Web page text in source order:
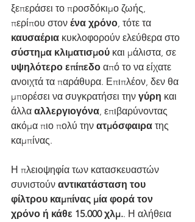
ξεπεράσει το προσδόκιμο ζωής,
περίπου στον ένα χρόνο, τότε τα
καυσαέρια κυκλοφορούν ελεύθερα στο
σύστημα κλιματισμού και μάλιστα, σε
υψηλότερο επίπεδο από το να είχατε
ανοιχτά τα παράθυρα. Επιπλέον, δεν θα
μπορέσει να συγκρατήσει την γύρη και
άλλα αλλεργιογόνα, επιβαρύνοντας
ακόμα πιο πολύ την ατμόσφαιρα της
καμπίνας.
Η πλειοψηφία των κατασκευαστών
συνιστούν αντικατάσταση του
φίλτρου καμπίνας μία φορά τον
χρόνο ή κάθε 15.000 χλμ.. Η αλήθεια